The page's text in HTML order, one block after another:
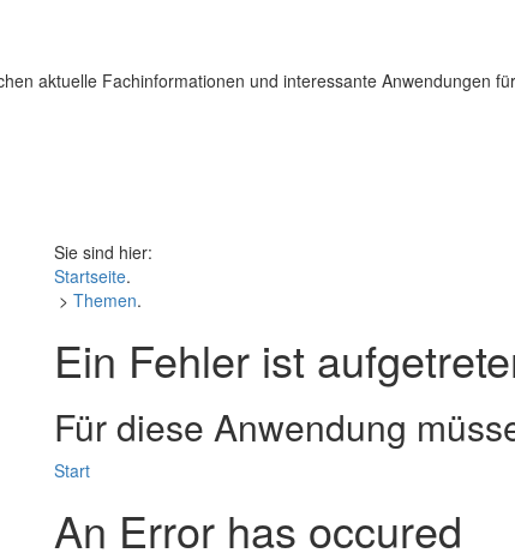
aktuelle Fachinformationen und interessante Anwendungen
Sie sind hier:
Startseite.
> Themen.
Ein Fehler ist
Für diese Anwendung
Start
An Error has occured